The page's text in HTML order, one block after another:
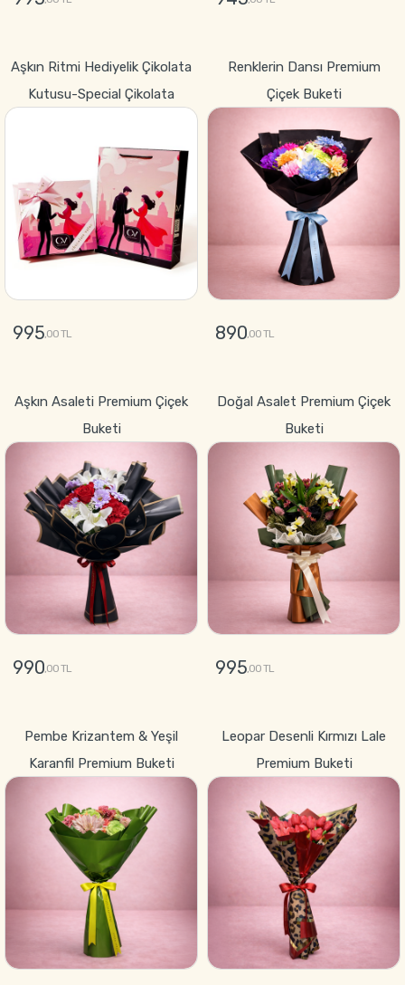
Aşkın Ritmi Hediyelik Çikolata
Kutusu-Special Çikolata
995,00 TL
Renklerin Dansı Premium
Çiçek Buketi
890,00 TL
Aşkın Asaleti Premium Çiçek
Buketi
990,00 TL
Doğal Asalet Premium Çiçek
Buketi
995,00 TL
Pembe Krizantem & Yeşil
Karanfil Premium Buketi
Leopar Desenli Kırmızı Lale
Premium Buketi